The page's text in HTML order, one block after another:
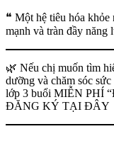
❝ Một hệ tiêu hóa khỏe
mạnh và tràn đầy năng
🌿 Nếu chị muốn tìm
dưỡng và chăm sóc
lớp 3 buổi MIỄN PHÍ
ĐĂNG KÝ TẠI ĐÂY